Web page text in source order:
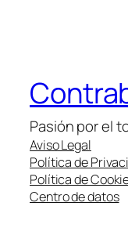
Pasión por el
Aviso Legal
Política de
Política de
Centro de datos